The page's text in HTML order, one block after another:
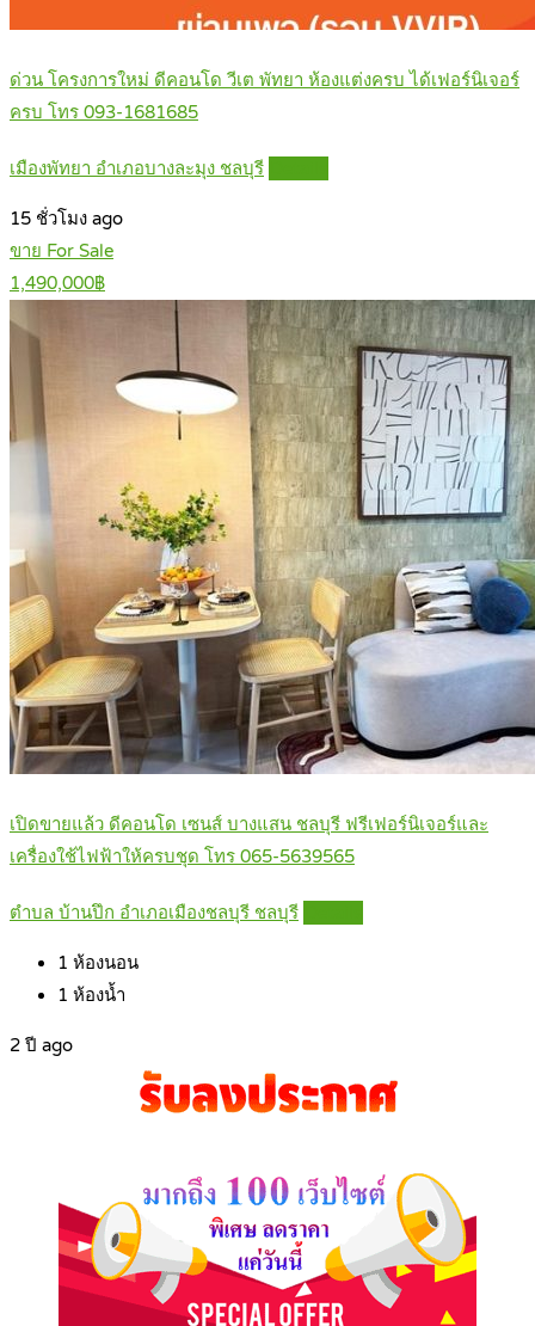
ด่วน โครงการใหม่ ดีคอนโด วีเต พัทยา ห้องแต่งครบ ได้เฟอร์นิเจอร์
ครบ โทร 093-1681685
เมืองพัทยา อำเภอบางละมุง ชลบุรี
15 ชั่วโมง ago
ขาย For Sale
1,490,000฿
เปิดขายแล้ว ดีคอนโด เซนส์ บางแสน ชลบุรี ฟรีเฟอร์นิเจอร์และ
เครื่องใช้ไฟฟ้าให้ครบชุด โทร 065-5639565
ตำบล บ้านปึก อำเภอเมืองชลบุรี ชลบุรี
1 ห้องนอน
1 ห้องน้ำ
2 ปี ago